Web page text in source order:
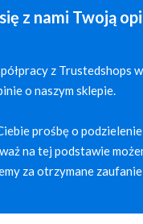
z nami Twoją
z
o naszym sklepie.
prośbę o
na tej podstawie
za otrzymane